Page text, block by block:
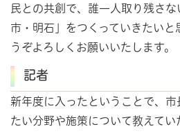
民との共創で、誰一人取り残さ
市・明石」をつくっていきたいと
うぞよろしくお願いいたします。
記者
新年度に入ったということで、
たい分野や施策について教えてい